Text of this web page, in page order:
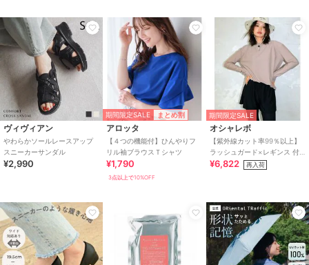
素材/ワンポイント /チェック
/リボン/
ロング・マキシ丈
ノースリーブ/LL･13号以上あ
/ S･7号以下あり/フレアスカ
/ロング・マキシ丈
原産国 中国
ヴィヴィアン
やわらかソールレースアップ
スニーカーサンダル
¥2,990
期間限定SALE まとめ割
アロッタ
【４つの機能付】ひんやりフ
リル袖ブラウスＴシャツ
¥1,790
3点以上で10%OFF
期間限定SALE
オシャレボ
【紫外線カット率99％以上】
ラッシュガード×レギンス 付
き タンキニ
¥6,822 再入荷